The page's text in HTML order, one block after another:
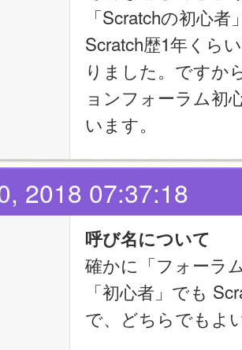
「Scratchの初心
Scratch歴1年くら
りました。ですか
ョンフォーラム初
います。
2018 07:37:18
呼び名について
確かに「フォーラ
「初心者」でも
で、どちらでもよ